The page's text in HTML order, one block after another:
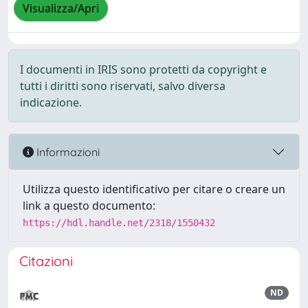
Visualizza/Apri
I documenti in IRIS sono protetti da copyright e
tutti i diritti sono riservati, salvo diversa
indicazione.
Informazioni
Utilizza questo identificativo per citare o creare un
link a questo documento:
https://hdl.handle.net/2318/1550432
Citazioni
ND